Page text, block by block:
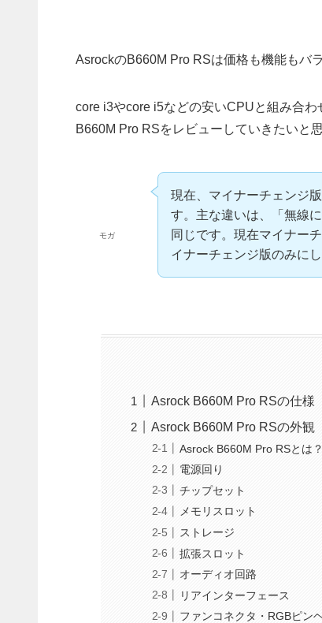
AsrockのB660M Pro RSは価格も機能もバ
core i3やcore i5などの安いCPUと組み合
B660M Pro RSをレビューしていきたいと思
モガ
現在、マイナーチェンジ
す。主な違いは、「無線
同じです。現在マイナー
イナーチェンジ版のみにし
Asrock B660M Pro RSの仕様
Asrock B660M Pro RSの外観
Asrock B660M Pro RSとは？
電源回り
チップセット
メモリスロット
ストレージ
拡張スロット
オーディオ回路
リアインターフェース
ファンコネクタ・RGBピン